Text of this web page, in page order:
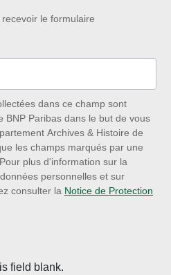
le formulaire
dans ce champ sont
BNP Paribas dans le but de vous
Archives & Histoire de
les champs marqués par une
plus d'information sur la
personnelles et sur
consulter la Notice de Protection
field blank.